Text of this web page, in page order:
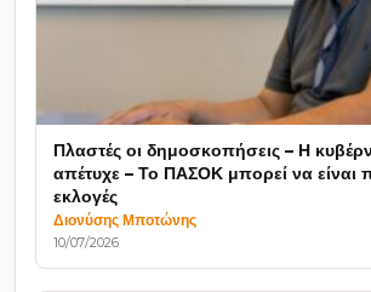
Πλαστές οι δημοσκοπήσεις – Η
απέτυχε – Το ΠΑΣΟΚ μπορεί να είναι
εκλογές
Διονύσης Μποτώνης
10/07/2026